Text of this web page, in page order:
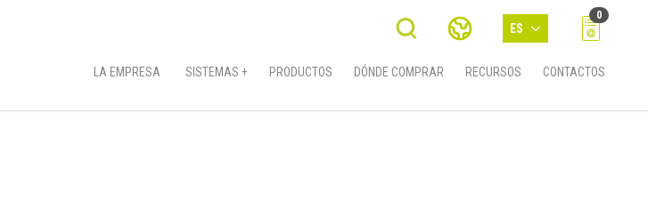
ES
0
LA EMPRESA SISTEMAS + PRODUCTOS DÓNDE COMPRAR RECURSOS CONTACTOS